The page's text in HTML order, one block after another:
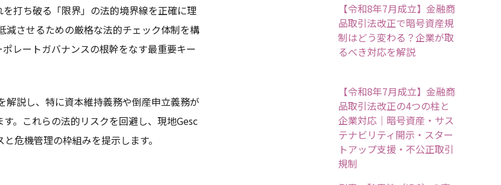
打ち破る「限界」の法的境界線を正確に理
させるための厳格な法的チェック体制を構
レートガバナンスの根幹をなす最重要キー
説し、特に資本維持義務や倒産申立義務が
。これらの法的リスクを回避し、現地Gesc
危機管理の枠組みを提示します。
【令和8年7月成立】金融商
品取引法改正で暗号資産規
制はどう変わる？企業が取
るべき対応を解説
【令和8年7月成立】金融商
品取引法改正の4つの柱と
企業対応｜暗号資産・サス
テナビリティ開示・スター
トアップ支援・不公正取引
規制